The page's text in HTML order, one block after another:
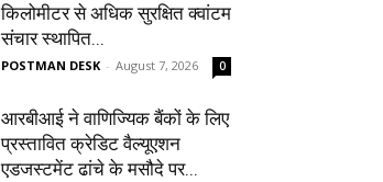
किलोमीटर से अधिक सुरक्षित क्वांटम
संचार स्थापित...
POSTMAN DESK - August 7, 2026 0
आरबीआई ने वाणिज्यिक बैंकों के लिए
प्रस्तावित क्रेडिट वैल्यूएशन
एडजस्टमेंट ढांचे के मसौदे पर...